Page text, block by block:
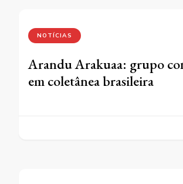
NOTÍCIAS
Arandu Arakuaa: grupo
em coletânea brasileira